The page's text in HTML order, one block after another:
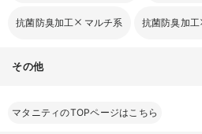
抗菌防臭加工 マルチ系 抗菌防臭加工
その他
マタニティのTOPページはこちら